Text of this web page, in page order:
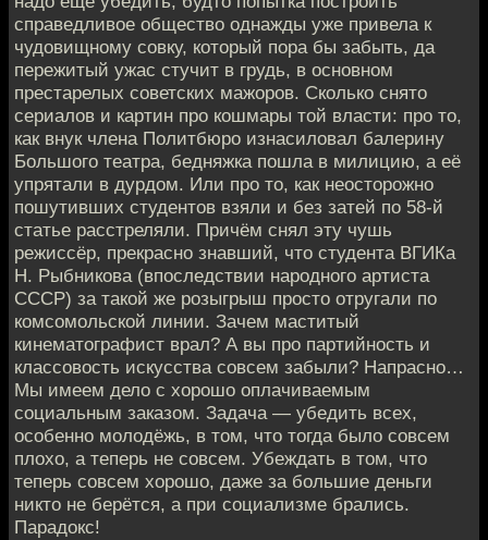
справедливое общество однажды уже привела к
чудовищному совку, который пора бы забыть, да
пережитый ужас стучит в грудь, в основном
престарелых советских мажоров. Сколько снято
сериалов и картин про кошмары той власти: про то,
как внук члена Политбюро изнасиловал балерину
Большого театра, бедняжка пошла в милицию, а её
упрятали в дурдом. Или про то, как неосторожно
пошутивших студентов взяли и без затей по 58-й
статье расстреляли. Причём снял эту чушь
режиссёр, прекрасно знавший, что студента ВГИКа
Н. Рыбникова (впоследствии народного артиста
СССР) за такой же розыгрыш просто отругали по
комсомольской линии. Зачем маститый
кинематографист врал? А вы про партийность и
классовость искусства совсем забыли? Напрасно…
Мы имеем дело с хорошо оплачиваемым
социальным заказом. Задача — убедить всех,
особенно молодёжь, в том, что тогда было совсем
плохо, а теперь не совсем. Убеждать в том, что
теперь совсем хорошо, даже за большие деньги
никто не берётся, а при социализме брались.
Парадокс!